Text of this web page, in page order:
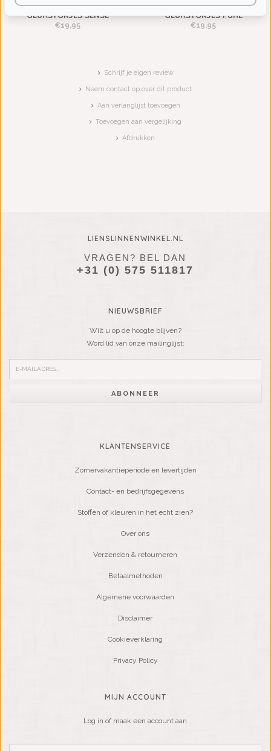
CAWÖ HUISPARFUM -
GEURSTOKJES SENSE
€19,95
CAWÖ HUISPARFUM -
GEURSTOKJES PURE
€19,95
Schrijf je eigen review
Neem contact op over dit product
Aan verlanglijst toevoegen
Toevoegen aan vergelijking
Afdrukken
LIENSLINNENWINKEL.NL
VRAGEN? BEL DAN
+31 (0) 575 511817
NIEUWSBRIEF
Wilt u op de hoogte blijven?
Word lid van onze mailinglijst:
ABONNEER
KLANTENSERVICE
Zomervakantieperiode en levertijden
Contact- en bedrijfsgegevens
Stoffen of kleuren in het echt zien?
Over ons
Verzenden & retourneren
Betaalmethoden
Algemene voorwaarden
Disclaimer
Cookieverklaring
Privacy Policy
MIJN ACCOUNT
Log in of maak een account aan